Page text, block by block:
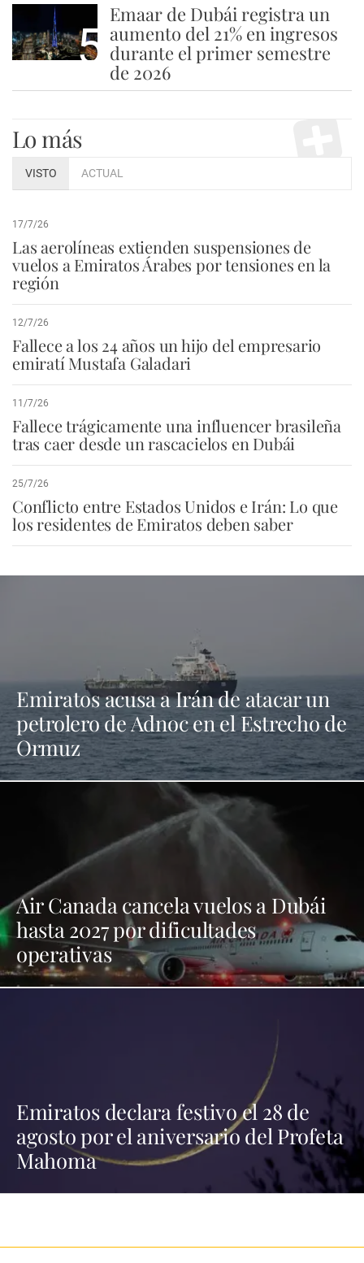
5
Emaar de Dubái registra un
aumento del 21% en ingresos
durante el primer semestre
de 2026
Lo más
VISTO ACTUAL
17/7/26
Las aerolíneas extienden suspensiones de
vuelos a Emiratos Árabes por tensiones en la
región
12/7/26
Fallece a los 24 años un hijo del empresario
emiratí Mustafa Galadari
11/7/26
Fallece trágicamente una influencer brasileña
tras caer desde un rascacielos en Dubái
25/7/26
Conflicto entre Estados Unidos e Irán: Lo que
los residentes de Emiratos deben saber
Emiratos acusa a Irán de atacar un
petrolero de Adnoc en el Estrecho de
Ormuz
Air Canada cancela vuelos a Dubái
hasta 2027 por dificultades
operativas
Emiratos declara festivo el 28 de
agosto por el aniversario del Profeta
Mahoma